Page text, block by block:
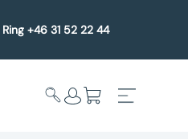
Ring +46 31 52 22 44